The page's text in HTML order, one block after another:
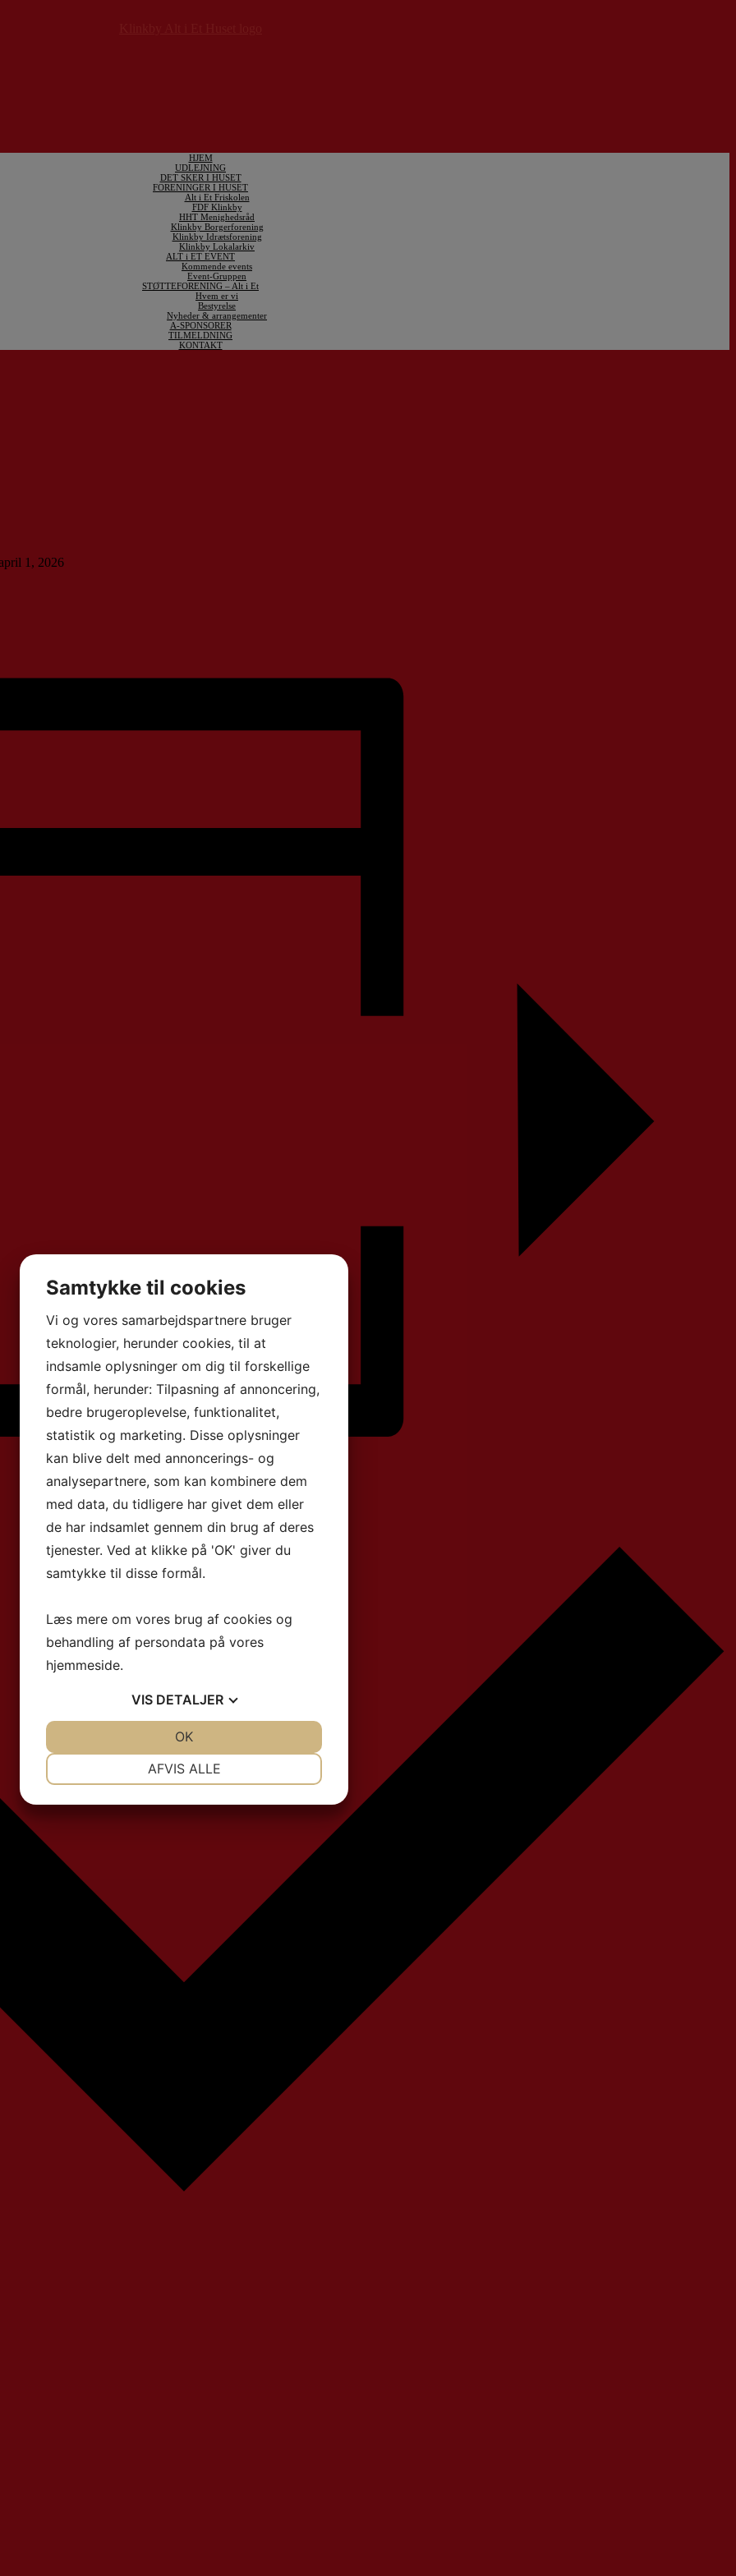
HJEM
UDLEJNING
DET SKER I HUSET
FORENINGER I HUSET
Alt i Et Friskolen
FDF Klinkby
HHT Menighedsråd
Klinkby Borgerforening
Klinkby Idrætsforening
Klinkby Lokalarkiv
ALT i ET EVENT
Kommende events
Event-Gruppen
STØTTEFORENING – Alt i Et
Hvem er vi
Bestyrelse
Nyheder & arrangementer
A-SPONSORER
TILMELDNING
KONTAKT
1, 2026
Samtykke til cookies
Vi og vores samarbejdspartnere bruger
teknologier, herunder cookies, til at
indsamle oplysninger om dig til forskellige
formål, herunder: Tilpasning af annoncering,
bedre brugeroplevelse, funktionalitet,
statistik og marketing. Disse oplysninger
kan blive delt med annoncerings- og
analysepartnere, som kan kombinere dem
med data, du tidligere har givet dem eller
de har indsamlet gennem din brug af deres
tjenester. Ved at klikke på 'OK' giver du
samtykke til disse formål.
Læs mere om vores brug af cookies og
behandling af persondata på vores
hjemmeside.
VIS DETALJER
AFVIS ALLE
OK